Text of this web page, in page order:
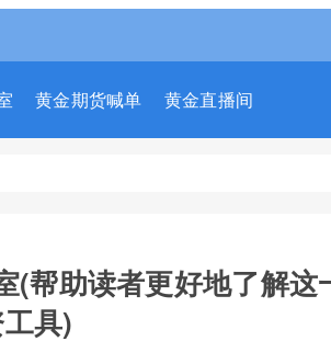
黄金期货喊单 黄金直播间
(帮助读者更好地了解这
具)